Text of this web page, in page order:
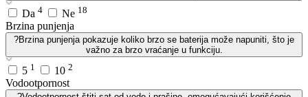
Da 4 Ne 18
Brzina punjenja
?Brzina punjenja pokazuje koliko brzo se baterija može napuniti, što je
važno za brzo vraćanje u funkciju.
5 1 10 2
Vodootpornost